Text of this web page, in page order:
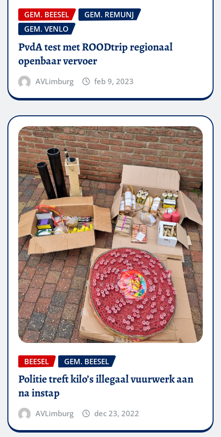
GEM. BEESEL
GEM. REMUNJ
GEM. VENLO
PvdA test met ROODtrip regionaal
openbaar vervoer
AVLimburg feb 9, 2023
BEESEL GEM. BEESEL
Politie treft kilo’s illegaal vuurwerk aan
na instap
AVLimburg dec 23, 2022